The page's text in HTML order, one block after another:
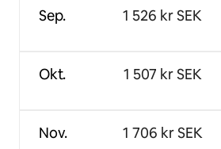
Sep.
Okt.
Nov.
1 526 kr SEK
1 507 kr SEK
1 706 kr SEK